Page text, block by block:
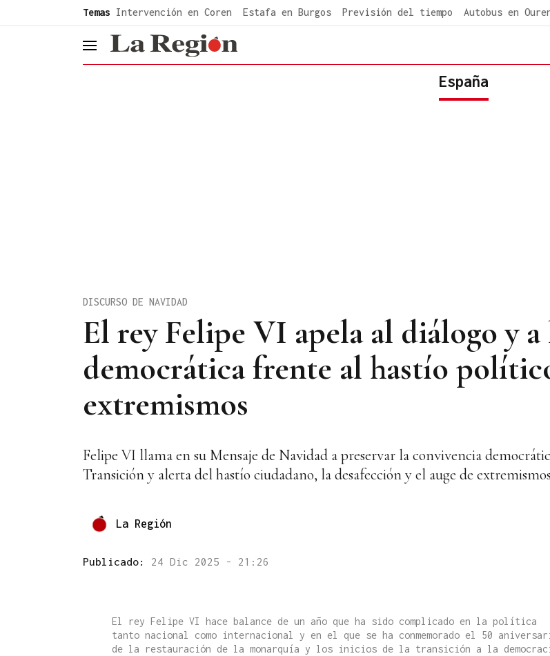
Temas Intervención en Coren Estafa en Burgos Previsión del tiempo Autobus en
header.menu.open
España
El rey Felipe VI apela al diálogo y
democrática frente al hastío
extremismos
DISCURSO DE NAVIDAD
Felipe VI llama en su Mensaje de Navidad a preservar la convivencia
Transición y alerta del hastío ciudadano, la desafección y el auge de
La Región
Publicado: 24 Dic 2025 - 21:26
El rey Felipe VI hace balance de un año que ha sido complicado en la política
tanto nacional como internacional y en el que se ha conmemorado el 50
de la restauración de la monarquía y los inicios de la transición a la